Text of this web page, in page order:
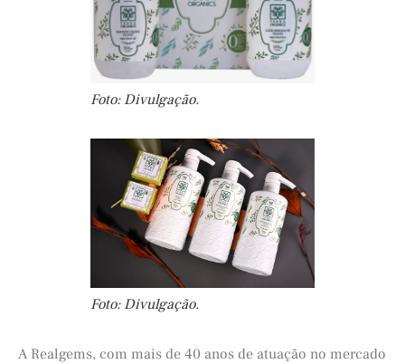
Foto: Divulgação.
Foto: Divulgação.
A Realgems, com mais de 40 anos de atuação no mercado